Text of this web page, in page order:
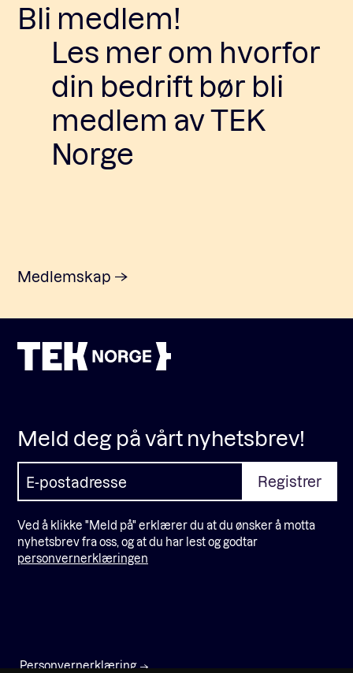
Bli medlem!
Les mer om hvorfor
din bedrift bør bli
medlem av TEK
Norge
Medlemskap
Meld deg på vårt nyhetsbrev!
Ved å klikke "Meld på" erklærer du at du ønsker å motta
nyhetsbrev fra oss, og at du har lest og godtar
personvernerklæringen
Personvernerklæring